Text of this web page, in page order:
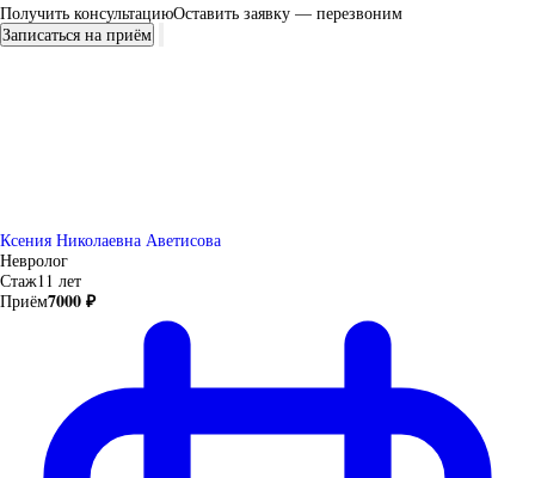
Получить консультациюОставить заявку — перезвоним
Записаться на приём
Ксения Николаевна Аветисова
Невролог
Стаж11 лет
Приём7000 ₽